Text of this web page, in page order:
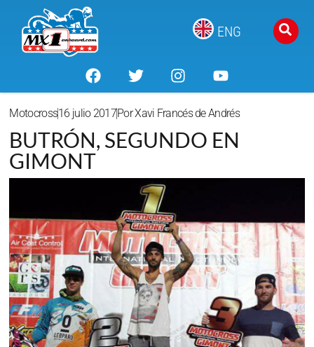
ENG
Motocross16 julio 2017PorXavi Francés de Andrés
BUTRÓN, SEGUNDO EN
GIMONT